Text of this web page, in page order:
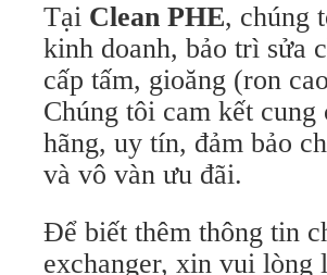
Tại Clean PHE, chúng
kinh doanh, bảo trì sửa
cấp tấm, gioăng (ron
Chúng tôi cam kết cung
hãng, uy tín, đảm bảo
và vô vàn ưu đãi.
Để biết thêm thông tin
exchanger, xin vui lòng